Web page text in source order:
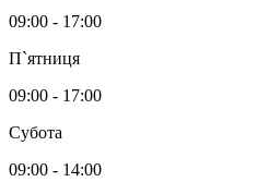
09:00 - 17:00
П`ятниця
09:00 - 17:00
Субота
09:00 - 14:00